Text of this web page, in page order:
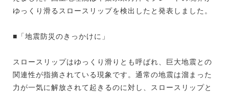
ゆっくり滑るスロースリップを検出したと発表しました。
■「地震防災のきっかけに」
スロースリップはゆっくり滑りとも呼ばれ、巨大地震との
関連性が指摘されている現象です。通常の地震は溜まった
力が一気に解放されて起きるのに対し、スロースリップと